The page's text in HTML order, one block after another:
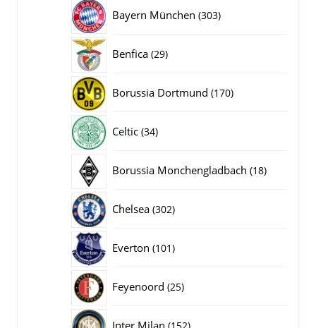
Bayern München 303303
Benfica 2929
Borussia Dortmund 170170
Celtic 3434
Borussia Monchengladbach 1818
Chelsea 302302
Everton 101101
Feyenoord 2525
152